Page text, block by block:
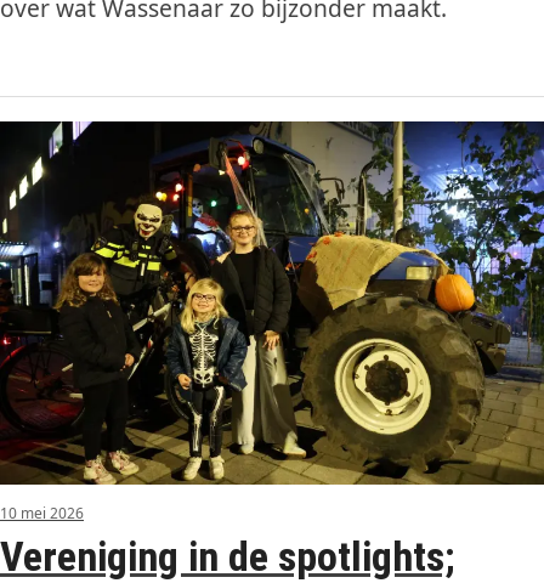
over wat Wassenaar zo bijzonder maakt.
10 mei 2026
Vereniging in de spotlights;